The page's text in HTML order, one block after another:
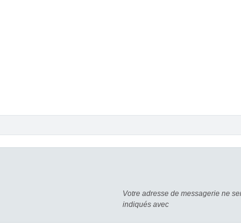
Votre adresse de messagerie ne
indiqués avec